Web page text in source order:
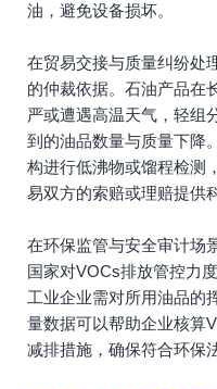
油，避免设备损坏。
在贸易交接与质量纠纷处
的仲裁依据。石油产品在
严或遭遇高温天气，轻组
到的油品数量与质量下降
构进行低沸物或馏程检测
易双方的索赔或理赔提供
在环保监管与安全审计场
国家对VOCs排放管控力
工业企业需对所用油品的
量数据可以帮助企业核算
减排措施，确保符合环保